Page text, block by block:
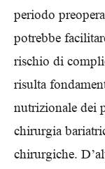
periodo
potrebbe
rischio di
risulta
nutrizionale dei
chirurgia
chirurgiche.